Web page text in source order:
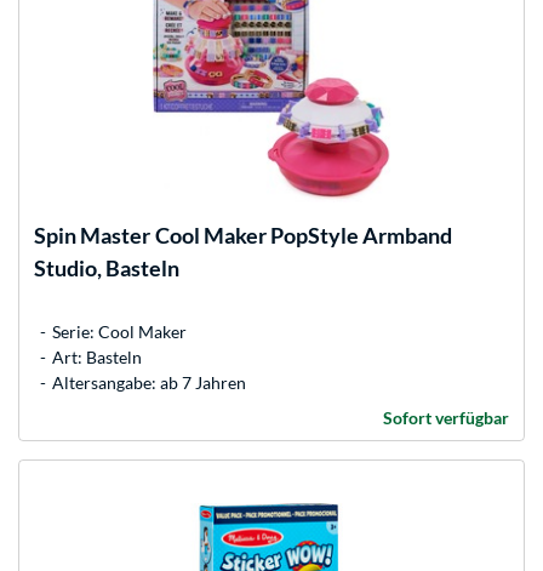
Spin MasterCool Maker PopStyle Armband
Studio, Basteln
Serie: Cool Maker
Art: Basteln
Altersangabe: ab 7 Jahren
Sofort verfügbar